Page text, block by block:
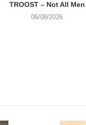
TROOST – Not All Men
06/08/2026